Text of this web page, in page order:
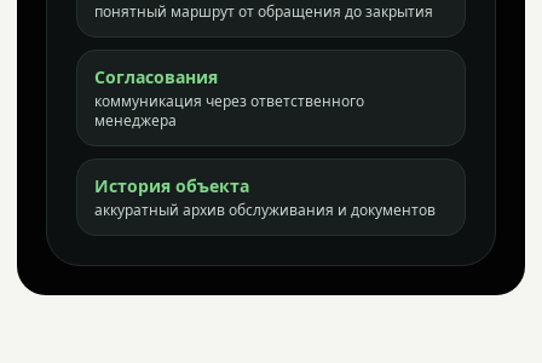
понятный маршрут от обращения до закрытия
Согласования
коммуникация через ответственного
менеджера
История объекта
аккуратный архив обслуживания и документов